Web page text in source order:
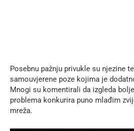
Posebnu pažnju privukle su njezine
samouvjerene poze kojima je
Mnogi su komentirali da izgleda
problema konkurira puno mlađim
mreža.